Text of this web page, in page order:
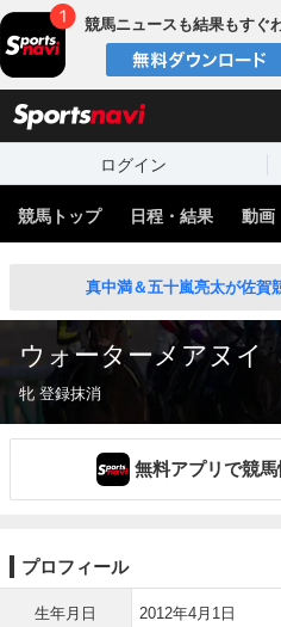
競馬ニュースも結果もすぐ
ログイン
競馬トップ 日程・結果 動画
真中満＆五十嵐亮太が佐賀
ウォーターメアヌイ
牝 登録抹消
無料アプリで競
プロフィール
生年月日 2012年4月1日